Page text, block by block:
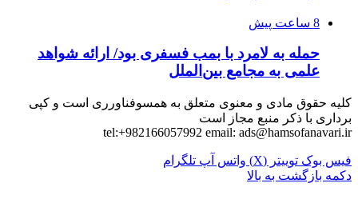
8 ساعت پیش
حمله به لامرد با بمب فسفری بود/ ارائه شواهد
علمی به مجامع بین‌الملل
کلیه حقوق مادی و معنوی متعلق به همسوفناورری است و کپی
برداری با ذکر منبع مجاز است
tel:+982166057992 email: ads@hamsofanavari.ir
فیس بوک توییتر (X) واتس آپ تلگرام
دکمه بازگشت به بالا